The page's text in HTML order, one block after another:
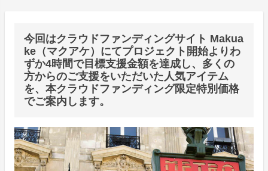
今回はクラウドファンディングサイト Makua
ke（マクアケ）にてプロジェクト開始よりわ
ずか4時間で目標支援金額を達成し、多くの
方からのご支援をいただいた人気アイテム
を、本クラウドファンディング限定特別価格
でご案内します。